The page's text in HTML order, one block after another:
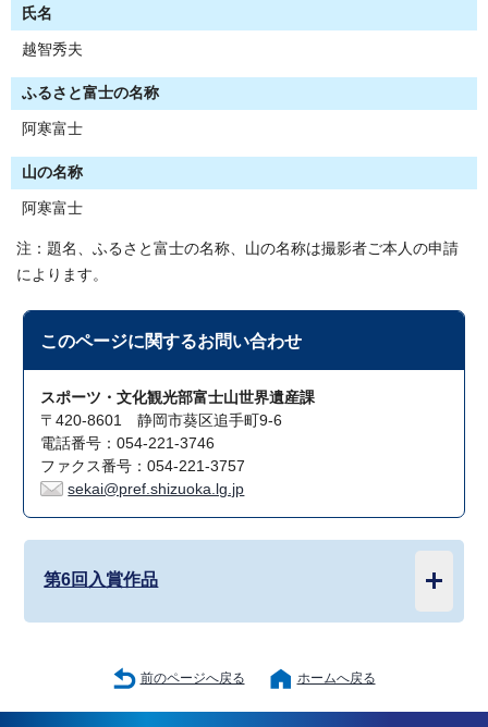
氏名
越智秀夫
ふるさと富士の名称
阿寒富士
山の名称
阿寒富士
注：題名、ふるさと富士の名称、山の名称は撮影者ご本人の申請
によります。
このページに関するお問い合わせ
スポーツ・文化観光部富士山世界遺産課
〒420-8601 静岡市葵区追手町9-6
電話番号：054-221-3746
ファクス番号：054-221-3757
sekai@pref.shizuoka.lg.jp
第6回入賞作品
前のページへ戻る ホームへ戻る